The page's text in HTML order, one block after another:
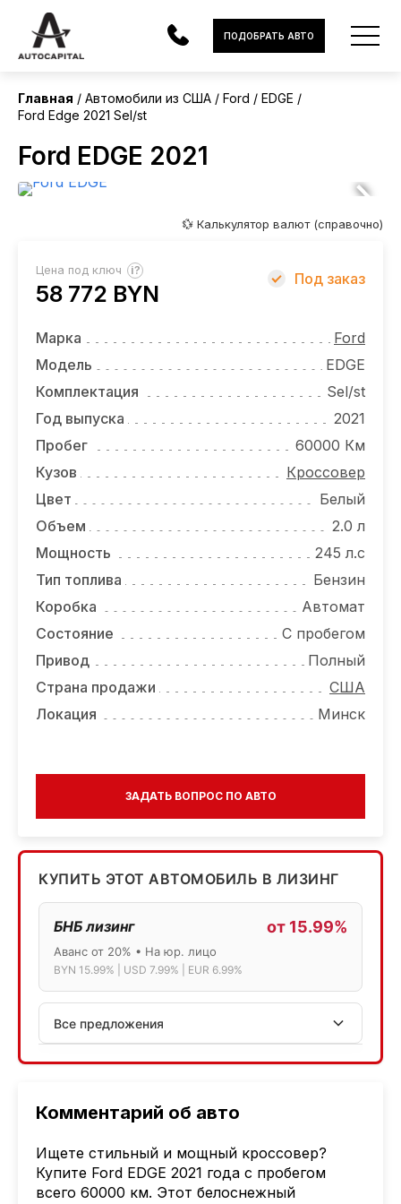
АВТОМОБИЛИ
ЭЛЕКТРОМОБИЛИ
УСЛУГИ
НОВОСТИ
ОТЗЫВЫ
ВАКАНСИИ
О КОМПАНИИ
КОНТАКТЫ
ПОДОБРАТЬ АВТО
Главная Автомобили из США Ford
EDGE
Ford Edge 2021 Sel/st
Ford EDGE 2021
Комментарий об авто
Ищете стильный и мощный кроссовер?
Купите Ford EDGE 2021 года с пробегом
всего 60000 км. Этот белоснежный
💱 Калькулятор валют (справочно)
Цена под ключ ?
58 772 BYN
Под заказ
Марка
Ford
Модель
EDGE
Комплектация
Sel/st
Год выпуска
2021
Пробег
60000 Км
Кузов
Кроссовер
Цвет
Белый
Объем
2.0 л
Мощность
245 л.с
Тип топлива
Бензин
Коробка
Автомат
Состояние
С пробегом
Привод
Полный
Страна продажи
США
Локация
Минск
ЗАДАТЬ ВОПРОС ПО АВТО
КУПИТЬ ЭТОТ АВТОМОБИЛЬ В ЛИЗИНГ
БНБ лизинг от 15.99%
Аванс от 20% • На юр. лицо
BYN 15.99% | USD 7.99% | EUR 6.99%
Все предложения
АСБ лизинг
Лизинг: BYN 17% | USD 7.99% | EUR 6.99%
Также доступен кредит "Проще простого" 18.9%